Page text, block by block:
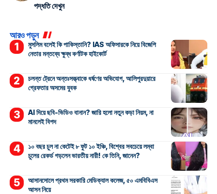
পদ্ধতি দেখুন
আরও পড়ুন
মুসলিম বলেই কি পাকিস্তানি? IAS অফিসারকে নিয়ে বিজেপি
নেতার মন্তব্যে ক্ষুব্ধ কর্ণাটক হাইকোর্ট
চলন্ত ট্রেনে অন্তঃসত্ত্বাকে ধর্ষণের অভিযোগ, আলিপুরদুয়ারে
গ্রেফতার অসমের যুবক
AI দিয়ে ছবি-ভিডিও বানান? জারি হলো নতুন কড়া নিয়ম, না
মানলেই বিপদ
১০ বছর চুল না কেটেই ৮ ফুট ১০ ইঞ্চি, বিশ্বের সবচেয়ে লম্বা
চুলের রেকর্ড গড়লেন ভারতীয় নারী! কে তিনি, জানেন?
আসানসোলে প্রথম সরকারি মেডিক্যাল কলেজ, ৫০ এমবিবিএস
আসন নিয়ে